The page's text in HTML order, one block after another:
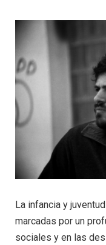
La infancia y
marcadas por un
sociales y en las